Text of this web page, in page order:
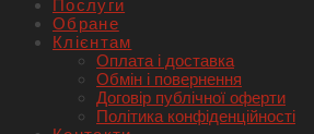
Послуги
Обране
Клієнтам
Оплата і доставка
Обмін і повернення
Договір публічної оферти
Політика конфіденційності